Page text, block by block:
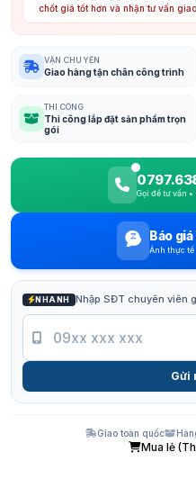
chốt giá tốt hơn và nhận tư vấn
VẬN CHUYỂN
Giao hàng tận chân công trình
THI CÔNG
Thi công lắp đặt sản phẩm trọn
gói
Gọi để tư vấn
Báo
Ảnh thực tế
NHANH Nhập SĐT chuyên viên
Gửi
Giao toàn quốc
Mua lẻ